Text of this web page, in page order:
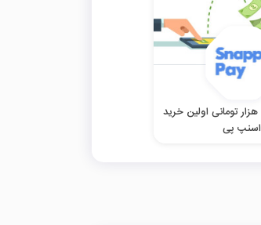
کد تخفیف 500 هزار تومانی اولین خرید
اسنپ پی